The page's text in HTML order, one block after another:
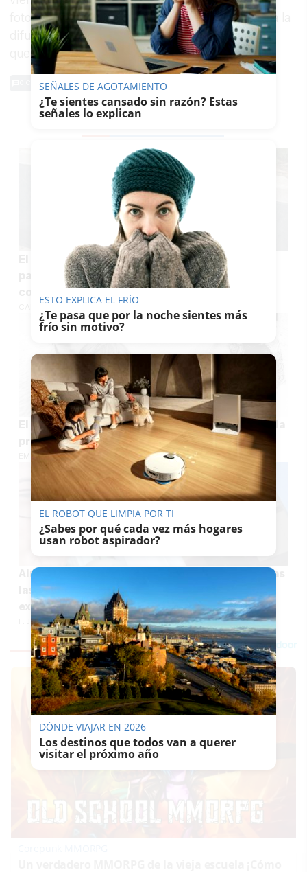
fotografía del joven en el Olimpo pidiendo "toda la
difusión posible" para que llegue a montañeros
que puedan estar por la zona.
0 Comentarios
TE PUEDE INTERESAR
El futuro de los menores de Ceuta tensa los
pactos de PP y Vox en Andalucía y otras
comunidades autónomas
CARLOS PIEDRAS
El Supremo pone fin al conflicto judicial sobre la
propiedad del grupo Triana
EMILIO CABRERA
Ainhoa Caballero vuelve a pedir la eutanasia tras
las secuelas de una brutal agresión de su
expareja
F. JIMÉNEZ
SEÑALES DE AGOTAMIENTO
¿Te sientes cansado sin razón? Estas
señales lo explican
ESTO EXPLICA EL FRÍO
¿Te pasa que por la noche sientes más
frío sin motivo?
EL ROBOT QUE LIMPIA POR TI
¿Sabes por qué cada vez más hogares
usan robot aspirador?
DÓNDE VIAJAR EN 2026
Los destinos que todos van a querer
visitar el próximo año